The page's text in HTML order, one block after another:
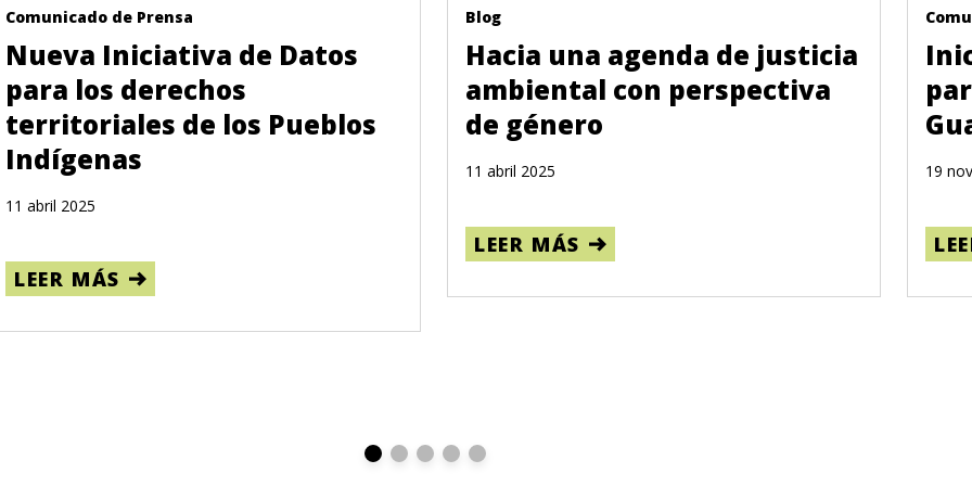
Comunicado de Prensa
Nueva Iniciativa de Datos
para los derechos
territoriales de los Pueblos
Indígenas
11 abril 2025
LEER MÁS
Blog
Hacia una agenda de justicia
ambiental con perspectiva
de género
11 abril 2025
LEER MÁS
19